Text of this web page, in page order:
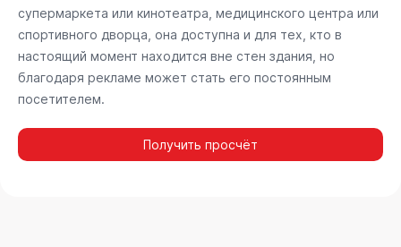
супермаркета или кинотеатра, медицинского центра или
спортивного дворца, она доступна и для тех, кто в
настоящий момент находится вне стен здания, но
благодаря рекламе может стать его постоянным
посетителем.
Получить просчёт